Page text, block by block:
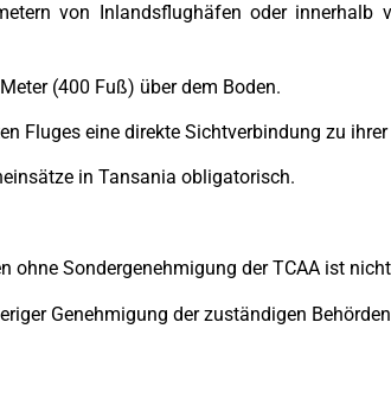
von Inlandsflughäfen oder innerhalb
(400 Fuß) über dem Boden.
Fluges eine direkte Sichtverbindung zu
in Tansania obligatorisch.
ohne Sondergenehmigung der TCAA ist
Genehmigung der zuständigen